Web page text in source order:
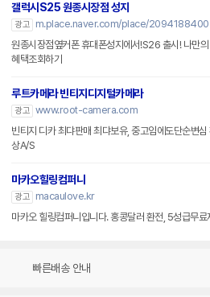
갤럭시S25 원종시장점 성지
광고
m.place.naver.com/place/2094188400
원종시장점옆커폰 휴대폰성지에서!S26 출시! 나만
혜택조회하기
루트카메라 빈티지디지털카메라
광고 www.root-camera.com
빈티지 디카 최댜판매 최댜보유, 중고임에도단순변
상A/S
마카오힐링컴퍼니
광고
macaulove.kr
마카오 힐링컴퍼니입니다. 홍콩달러 환전, 5성급무
빠른배송 안내